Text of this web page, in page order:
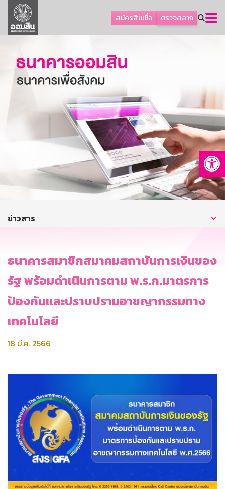
สมัครสินเชื่อ ตรวจสลาก
ลูกค้าธุรกิจ
ลูกค้าผู้ประกอบรายย่อย
ออมเพื่อสุข
เกี่ยวกับธนาคาร
การพัฒนาที่ยั่งยืน
บริการทางการเงิน
ติดต่อเรา
บริการออนไลน์
ข่าวสาร
ธนาคารสมาชิกสมาคมสถาบันการเงินของ
รัฐ พร้อมดำเนินการตาม พ.ร.ก.มาตรการ
ป้องกันและปราบปรามอาชญากรรมทาง
เทคโนโลยี
18 มี.ค. 2566